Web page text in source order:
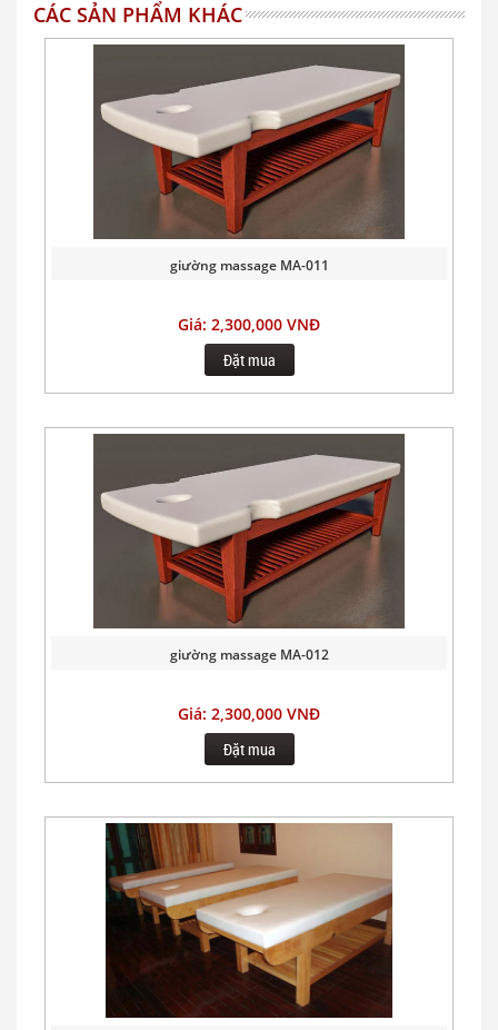
CÁC SẢN PHẨM KHÁC
giường massage MA-011
Giá: 2,300,000 VNĐ
Đặt mua
giường massage MA-012
Giá: 2,300,000 VNĐ
Đặt mua